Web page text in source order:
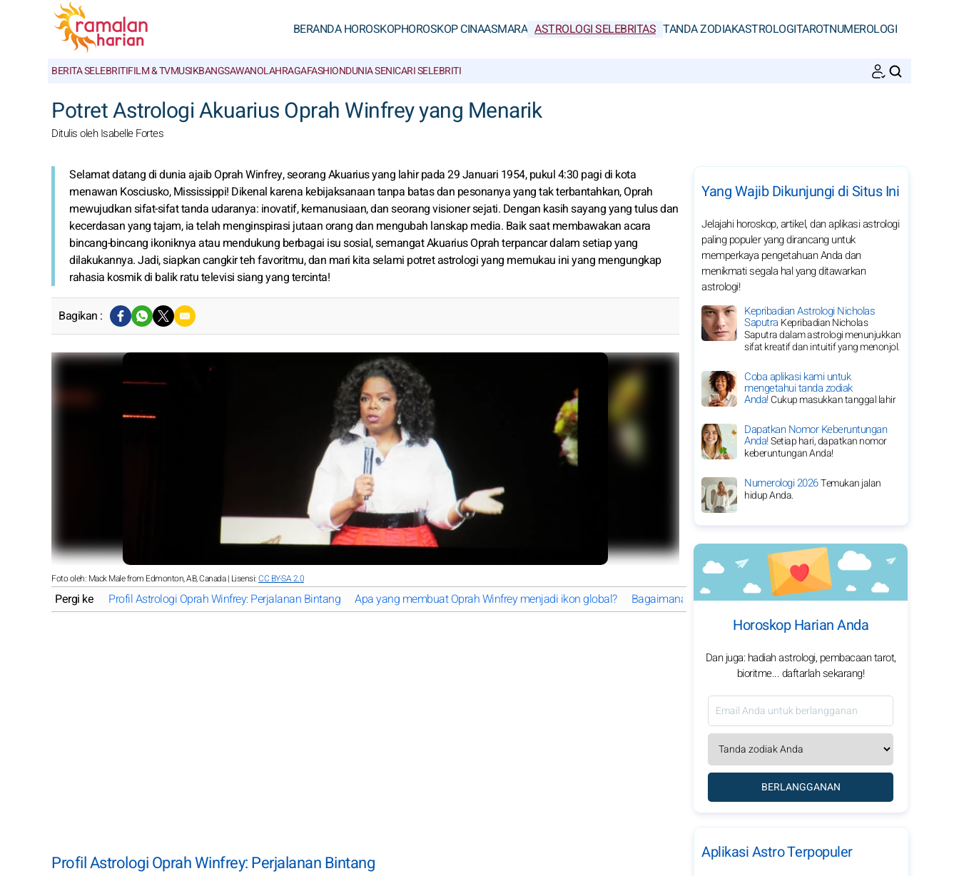
BERANDA HOROSKOPHOROSKOP CINAASMARA ASTROLOGI SELEBRITAS TANDA ZODIAKASTROLOGITAROTNUMEROLOGI
BERITA SELEBRITIFILM & TVMUSIKBANGSAWANOLAHRAGAFASHIONDUNIA SENICARI SELEBRITI
Potret Astrologi Akuarius Oprah Winfrey yang Menarik
Ditulis oleh Isabelle Fortes
Selamat datang di dunia ajaib Oprah Winfrey, seorang Akuarius yang lahir pada 29 Januari 1954, pukul 4:30 pagi di kota
menawan Kosciusko, Mississippi! Dikenal karena kebijaksanaan tanpa batas dan pesonanya yang tak terbantahkan, Oprah
mewujudkan sifat-sifat tanda udaranya: inovatif, kemanusiaan, dan seorang visioner sejati. Dengan kasih sayang yang tulus dan
kecerdasan yang tajam, ia telah menginspirasi jutaan orang dan mengubah lanskap media. Baik saat membawakan acara
bincang-bincang ikoniknya atau mendukung berbagai isu sosial, semangat Akuarius Oprah terpancar dalam setiap yang
dilakukannya. Jadi, siapkan cangkir teh favoritmu, dan mari kita selami potret astrologi yang memukau ini yang mengungkap
rahasia kosmik di balik ratu televisi siang yang tercinta!
Bagikan :
Foto oleh: Mack Male from Edmonton, AB, Canada | Lisensi:CC BY-SA 2.0
Pergi ke Profil Astrologi Oprah Winfrey: Perjalanan Bintang Apa yang membuat Oprah Winfrey menjadi ikon global? Bagaimana Oprah Winfrey membentuk karier ikoniknya?
Profil Astrologi Oprah Winfrey: Perjalanan Bintang
Yang Wajib Dikunjungi di Situs Ini
Jelajahi horoskop, artikel, dan aplikasi astrologi
paling populer yang dirancang untuk
memperkaya pengetahuan Anda dan
menikmati segala hal yang ditawarkan
astrologi!
Kepribadian Astrologi Nicholas
Saputra Kepribadian Nicholas
Saputra dalam astrologi menunjukkan
sifat kreatif dan intuitif yang menonjol.
Coba aplikasi kami untuk
mengetahui tanda zodiak
Anda!Cukup masukkan tanggal lahir
Dapatkan Nomor Keberuntungan
Anda!Setiap hari, dapatkan nomor
keberuntungan Anda!
Numerologi 2026Temukan jalan
hidup Anda.
Horoskop Harian Anda
Dan juga: hadiah astrologi, pembacaan tarot,
bioritme... daftarlah sekarang!
BERLANGGANAN
Aplikasi Astro Terpopuler